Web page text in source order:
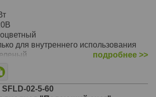
для внутреннего использования
270
подробнее >>
02-5-60